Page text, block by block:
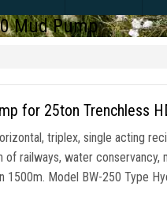
Mud Pump
for 25ton Trenchless
,triplex,single acting
of railways,water conservancy,
1500m. Model BW-250 Type